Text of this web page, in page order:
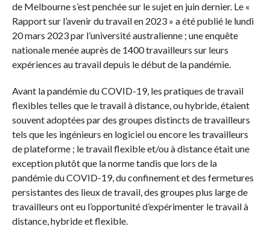
de Melbourne s’est penchée sur le sujet en juin dernier.Le «
Rapport sur l’avenir du travail en 2023 » a été publié le lundi
20 mars 2023 par l’université australienne ; une enquête
nationale menée auprès de 1400 travailleurs sur leurs
expériences au travail depuis le début de la pandémie.
Avant la pandémie du COVID-19, les pratiques de travail
flexibles telles que le travail à distance, ou hybride,étaient
souventadoptées par des groupes distincts de travailleurs
tels que les ingénieurs en logiciel ou encore les travailleurs
de plateforme ; le travail flexible et/ou à distance était une
exception plutôt que la norme tandis que lors de la
pandémie du COVID-19, du confinement et des fermetures
persistantes des lieux de travail, des groupes plus large de
travailleurs ont eu l’opportunité d’expérimenter le travail à
distance, hybride et flexible.